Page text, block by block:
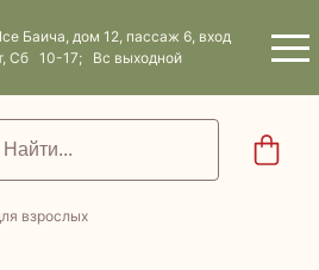
Баича, дом 12, пассаж 6, вход
Сб 10-17; Вс выходной
взрослых